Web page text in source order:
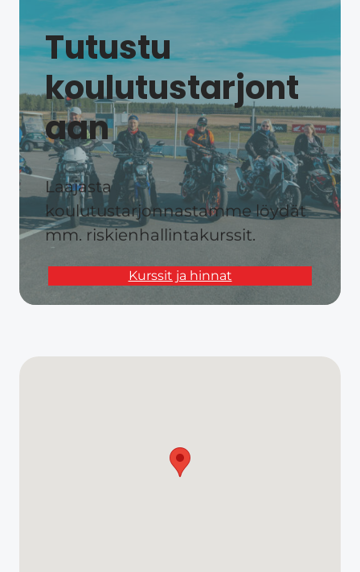
Tutustu
koulutustarjont
aan​
Laajasta
koulutustarjonnastamme löydät
mm. riskienhallintakurssit.
Kurssit ja hinnat